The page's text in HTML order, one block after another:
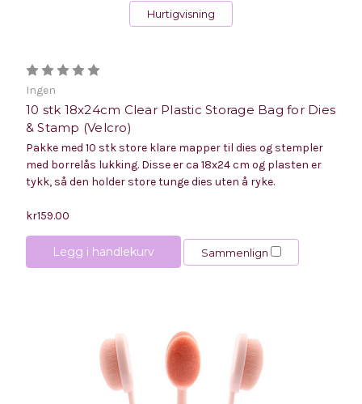
Hurtigvisning
Ingen
10 stk 18x24cm Clear Plastic Storage Bag for Dies
& Stamp (Velcro)
Pakke med 10 stk store klare mapper til dies og stempler
med borrelås lukking. Disse er ca 18x24 cm og plasten er
tykk, så den holder store tunge dies uten å ryke.
kr159.00
Legg i handlekurv Sammenlign